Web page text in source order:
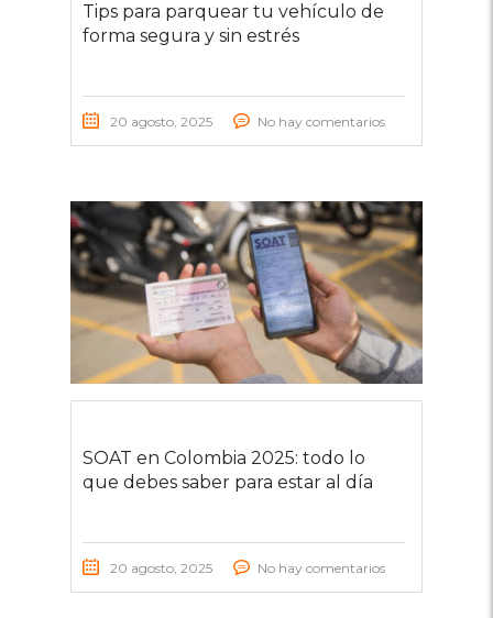
Tips para parquear tu vehículo de
forma segura y sin estrés
20 agosto, 2025 No hay comentarios
SOAT en Colombia 2025: todo lo
que debes saber para estar al día
20 agosto, 2025 No hay comentarios